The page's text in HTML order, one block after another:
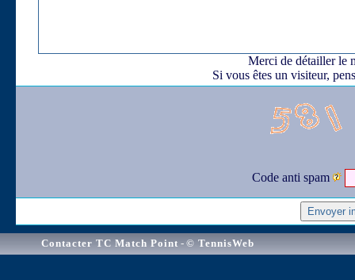
Merci de détailler le
Si vous êtes un visiteur,
Code anti spam
Contacter TC Match Point - © TennisWeb